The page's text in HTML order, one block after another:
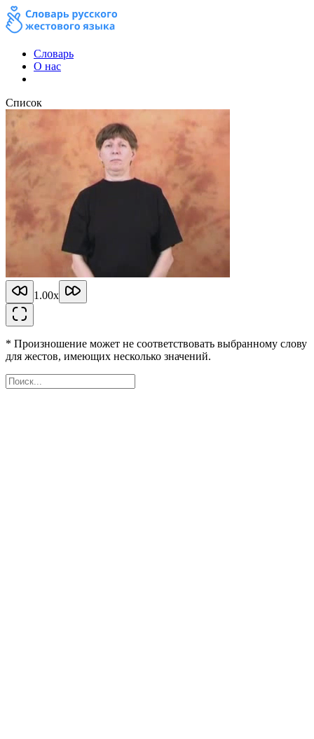
Словарь
О нас
Список
1.00x
* Произношение может не соответствовать выбранному слову
для жестов, имеющих несколько значений.